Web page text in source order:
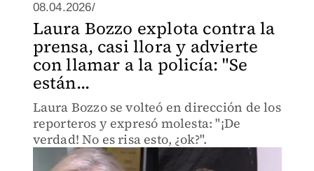
08.04.2026/
Laura Bozzo explota contra la
prensa, casi llora y advierte
con llamar a la policía: "Se
están...
Laura Bozzo se volteó en dirección de los
reporteros y expresó molesta: "¡De
verdad! No es risa esto, ¿ok?".